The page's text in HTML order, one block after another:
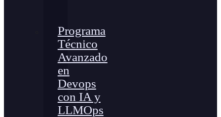
Programa
Técnico
Avanzado
en
Devops
con IA y
LLMOps